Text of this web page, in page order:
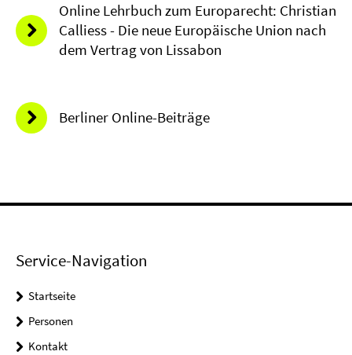
Online Lehrbuch zum Europarecht: Christian
Calliess - Die neue Europäische Union nach
dem Vertrag von Lissabon
Berliner Online-Beiträge
Service-Navigation
Startseite
Personen
Kontakt